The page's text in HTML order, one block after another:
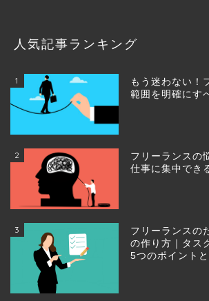
人気記事ランキング
1
もう迷わない！
範囲を明確にす
2
フリーランスの
仕事に集中でき
3
フリーランスの
の作り方｜タス
5つのポイントと